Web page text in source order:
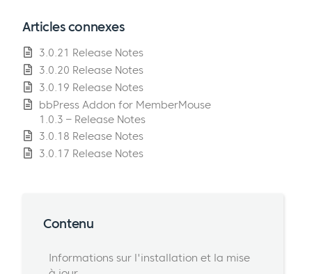
Articles connexes
3.0.21 Release Notes
3.0.20 Release Notes
3.0.19 Release Notes
bbPress Addon for MemberMouse
1.0.3 – Release Notes
3.0.18 Release Notes
3.0.17 Release Notes
Contenu
Informations sur l'installation et la mise